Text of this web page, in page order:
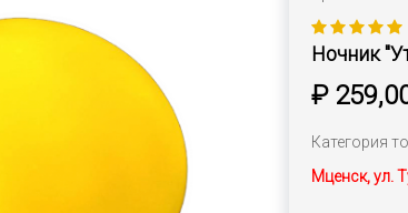
Ночник
₽
Категория
Мценск, ул.